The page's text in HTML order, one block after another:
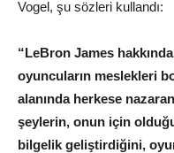
Vogel, şu sözleri kullandı:
“LeBron James
oyuncuların meslekleri
alanında herkese
şeylerin, onun için
bilgelik geliştirdiğini,